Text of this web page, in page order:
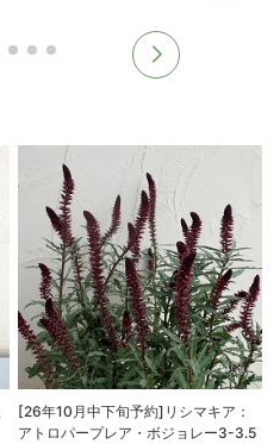
[26年10月中下旬予約]リシマキア：
アトロパープレア・ボジョレー3-3.5